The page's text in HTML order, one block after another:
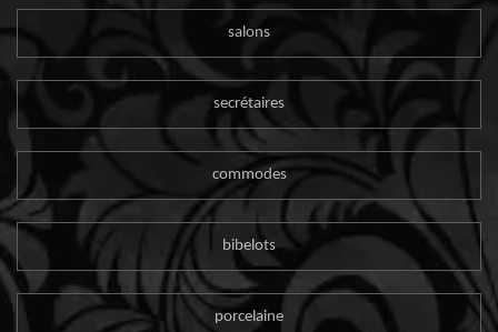
salons
secrétaires
commodes
bibelots
porcelaine